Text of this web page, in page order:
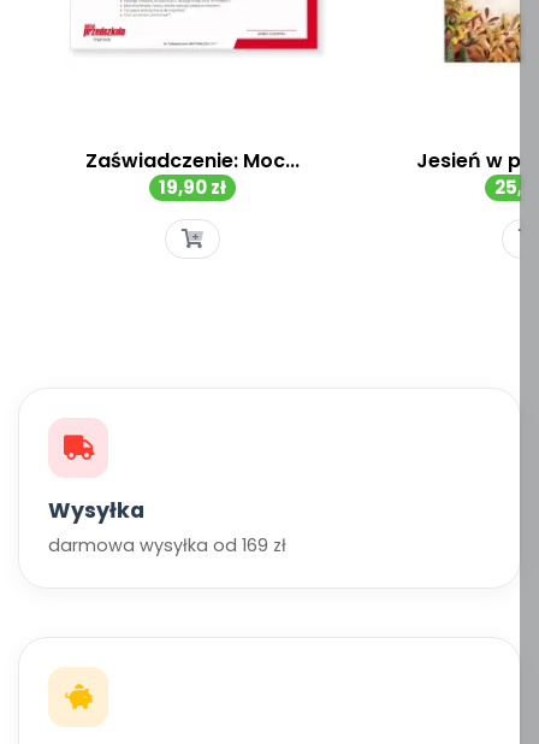
Zaświadczenie: Moc...
Cena
19,90 zł
Jesień w
Wysyłka
darmowa wysyłka od 169 zł